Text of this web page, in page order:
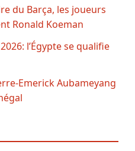
du Barça, les joueurs
Ronald Koeman
l’Égypte se qualifie
Emerick Aubameyang